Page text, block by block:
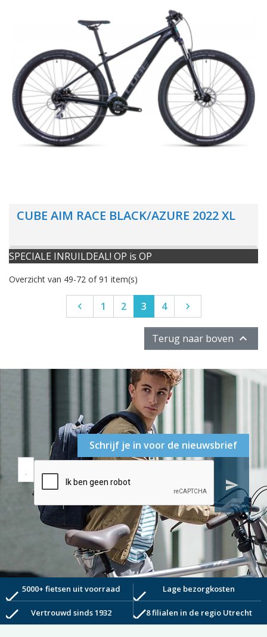
CUBE AIM RACE BLACK/AZURE 2022 XL
SPECIALE INRUILDEAL! OP is OP
Overzicht van 49-72 of 91 item(s)
Vorige
 1 2 3 4 Volgende

Terug naar boven 
Schrijf je in voor de nieuwsbrief
send
check5000+ fietsen uit voorraad check Lage bezorgkosten
check Vertrouwd sinds 1932 check8 filialen in de regio Utrecht